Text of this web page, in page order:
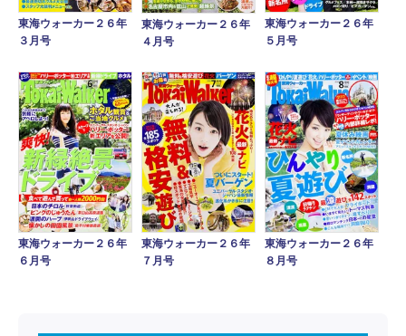
東海ウォーカー２６年
３月号
東海ウォーカー２６年
４月号
東海ウォーカー２６年
５月号
東海ウォーカー２６年
６月号
東海ウォーカー２６年
７月号
東海ウォーカー２６年
８月号